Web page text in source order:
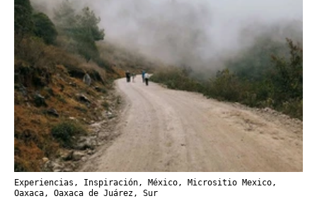
Experiencias , Inspiración, México, Micrositio Mexico,
Oaxaca, Oaxaca de Juárez, Sur